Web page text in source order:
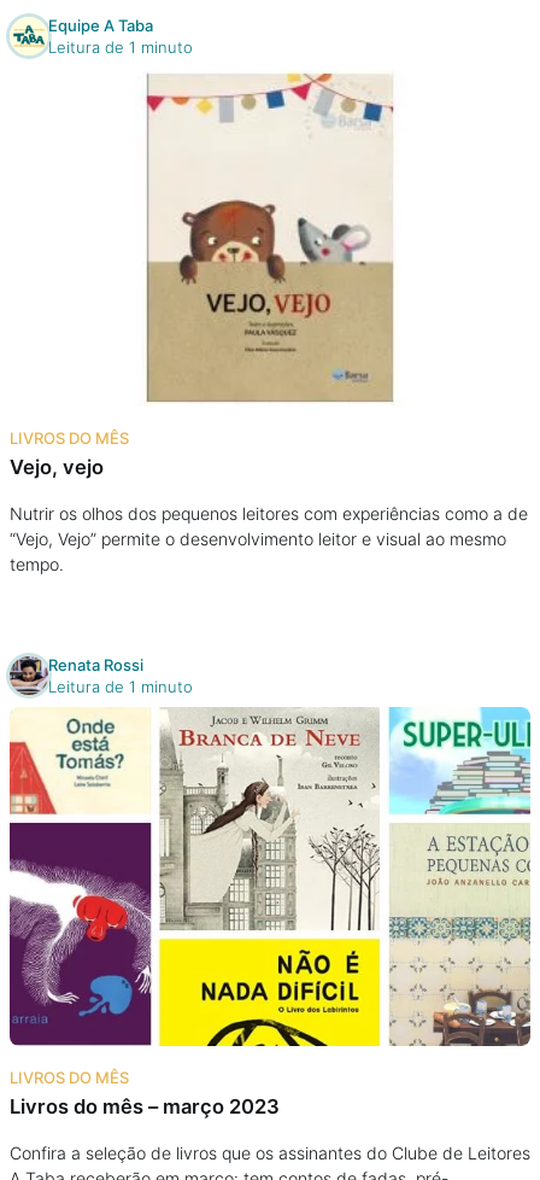
Equipe A Taba
Leitura de 1 minuto
LIVROS DO MÊS
Vejo, vejo
Nutrir os olhos dos pequenos leitores com experiências como a de
“Vejo, Vejo” permite o desenvolvimento leitor e visual ao mesmo
tempo.
Renata Rossi
Leitura de 1 minuto
LIVROS DO MÊS
Livros do mês – março 2023
Confira a seleção de livros que os assinantes do Clube de Leitores